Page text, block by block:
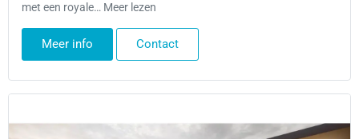
met een royale… Meer lezen
Meer info Contact